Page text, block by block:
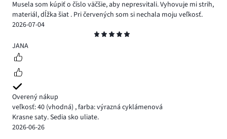
Musela som kúpiť o číslo väčšie, aby nepresvitali. Vyhovuje mi strih,
materiál, dĺžka šiat . Pri červených som si nechala moju veľkosť.
2026-07-04
5
JANA
Overený nákup
veľkosť: 40 (vhodná) ,farba: výrazná cyklámenová
Krasne saty. Sedia sko uliate.
2026-06-26